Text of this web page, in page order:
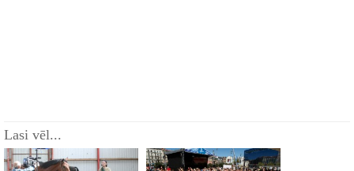
Lasi vēl...